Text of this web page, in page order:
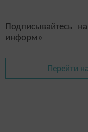
Подписывайтесь
информ»
Перейти